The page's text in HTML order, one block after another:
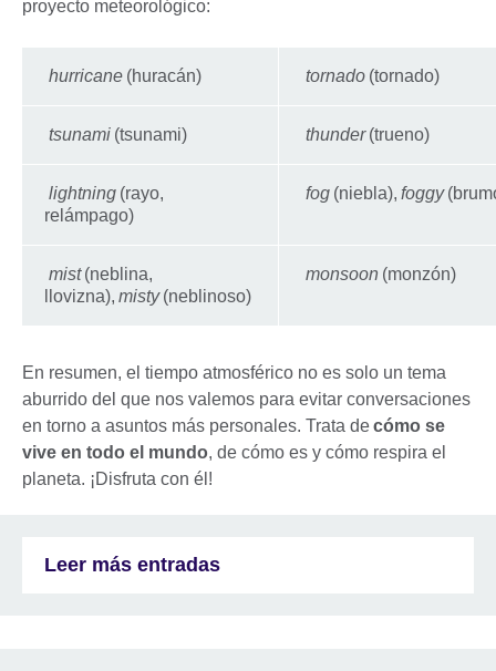
proyecto meteorológico:
hurricane (huracán) tornado (tornado)
tsunami (tsunami) thunder(trueno)
lightning (rayo,
relámpago)
fog (niebla), foggy
mist(neblina,
llovizna), misty(neblinoso)
monsoon (monzón)
En resumen, el tiempo atmosférico no es solo un tema
aburrido del que nos valemos para evitar conversaciones
en torno a asuntos más personales. Trata decómo se
vive en todo el mundo, de cómo es y cómo respira el
planeta. ¡Disfruta con él!
Leer más entradas